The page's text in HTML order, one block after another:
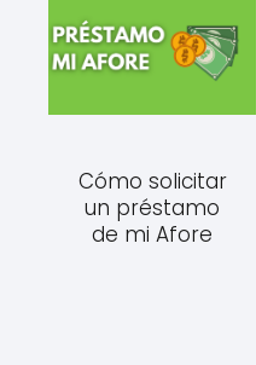
Cómo solicitar
un préstamo
de mi Afore